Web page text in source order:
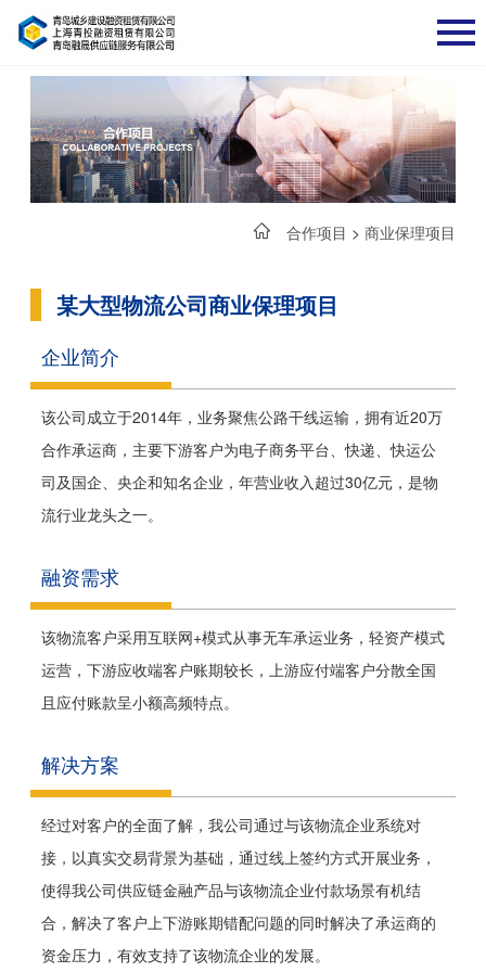
合作项目 >商业保理项目
某大型物流公司商业保理项目
企业简介
该公司成立于2014年，业务聚焦公路干线运输，拥有近20万
合作承运商，主要下游客户为电子商务平台、快递、快运公
司及国企、央企和知名企业，年营业收入超过30亿元，是物
流行业龙头之一。
融资需求
该物流客户采用互联网+模式从事无车承运业务，轻资产模式
运营，下游应收端客户账期较长，上游应付端客户分散全国
且应付账款呈小额高频特点。
解决方案
经过对客户的全面了解，我公司通过与该物流企业系统对
接，以真实交易背景为基础，通过线上签约方式开展业务，
使得我公司供应链金融产品与该物流企业付款场景有机结
合，解决了客户上下游账期错配问题的同时解决了承运商的
资金压力，有效支持了该物流企业的发展。